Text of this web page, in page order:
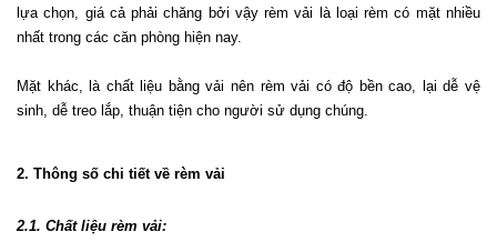
lựa chọn, giá cả phải chăng bởi vậy rèm vải là loại rèm có mặt nhiều
nhất trong các căn phòng hiện nay.
Mặt khác, là chất liệu bằng vải nên rèm vải có độ bền cao, lại dễ vệ
sinh, dễ treo lắp, thuận tiện cho người sử dụng chúng.
2. Thông số chi tiết về rèm vải
2.1. Chất liệu rèm vải: